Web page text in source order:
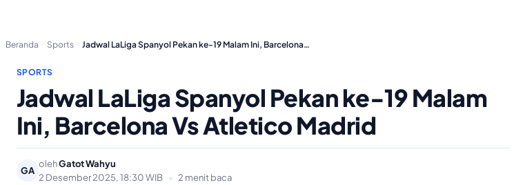
Beranda Sports Jadwal LaLiga Spanyol Pekan ke-19 Malam Ini, Barcelona…
SPORTS
Jadwal LaLiga Spanyol Pekan ke-19 Malam
Ini, Barcelona Vs Atletico Madrid
GA
olehGatot Wahyu
2 Desember 2025, 18:30 WIB
• 2 menit baca